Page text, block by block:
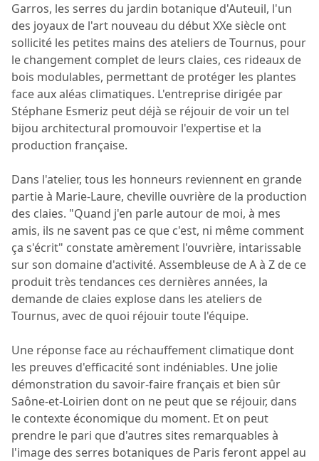
Garros, les serres du jardin botanique d'Auteuil, l'un
des joyaux de l'art nouveau du début XXe siècle ont
sollicité les petites mains des ateliers de Tournus, pour
le changement complet de leurs claies, ces rideaux de
bois modulables, permettant de protéger les plantes
face aux aléas climatiques. L'entreprise dirigée par
Stéphane Esmeriz peut déjà se réjouir de voir un tel
bijou architectural promouvoir l'expertise et la
production française.
Dans l'atelier, tous les honneurs reviennent en grande
partie à Marie-Laure, cheville ouvrière de la production
des claies. "Quand j'en parle autour de moi, à mes
amis, ils ne savent pas ce que c'est, ni même comment
ça s'écrit" constate amèrement l'ouvrière, intarissable
sur son domaine d'activité. Assembleuse de A à Z de ce
produit très tendances ces dernières années, la
demande de claies explose dans les ateliers de
Tournus, avec de quoi réjouir toute l'équipe.
Une réponse face au réchauffement climatique dont
les preuves d'efficacité sont indéniables. Une jolie
démonstration du savoir-faire français et bien sûr
Saône-et-Loirien dont on ne peut que se réjouir, dans
le contexte économique du moment. Et on peut
prendre le pari que d'autres sites remarquables à
l'image des serres botaniques de Paris feront appel au